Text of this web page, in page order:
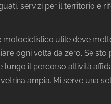
servizi per il territorio e
motociclistico utile deve
ogni volta da zero. Se
lungo il percorso attività
ampia. Mi serve una